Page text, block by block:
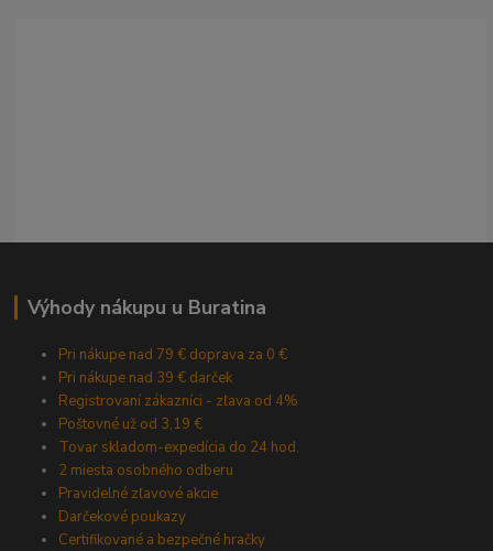
Výhody nákupu u Buratina
Pri nákupe nad 79 € doprava za 0 €
Pri nákupe nad 39 € darček
Registrovaní zákazníci - zľava od 4%
Poštovné už od 3,19 €
Tovar skladom-expedícia do 24 hod.
2 miesta osobného odberu
Pravidelné zľavové akcie
Darčekové poukazy
Certifikované a bezpečné hračky